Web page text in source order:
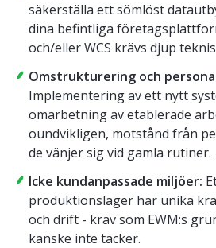
säkerställa ett sömlöst
dina befintliga
och/eller WCS krävs djup
Omstrukturering och
Implementering av ett nytt
omarbetning av etablerade
oundvikligen, motstånd från
de vänjer sig vid gamla rutiner.
Icke kundanpassade miljöer:
produktionslager har unika
och drift - krav som EWM:s
kanske inte täcker.